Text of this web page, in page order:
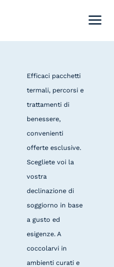
Efficaci pacchetti
termali, percorsi e
trattamenti di
benessere,
convenienti
offerte esclusive.
Scegliete voi la
vostra
declinazione di
soggiorno in base
a gusto ed
esigenze. A
coccolarvi in
ambienti curati e